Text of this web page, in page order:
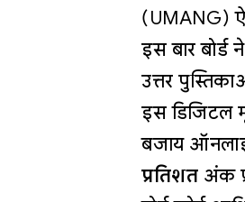
(UMANG)
इस बार बोर्ड
उत्तर
इस डिजिटल
बजाय
प्रतिशत अंक